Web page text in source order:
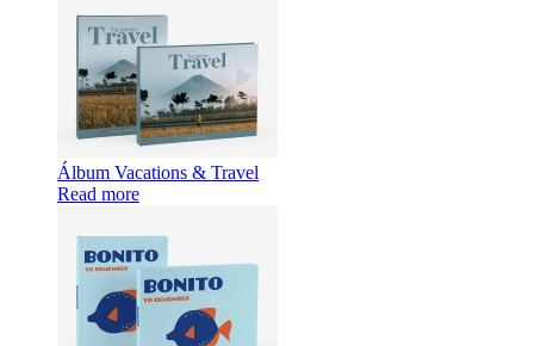
Álbum Vacations & Travel
Read more